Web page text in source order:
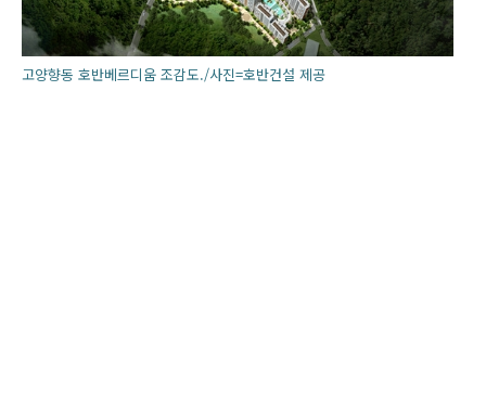
고양향동 호반베르디움 조감도./사진=호반건설 제공